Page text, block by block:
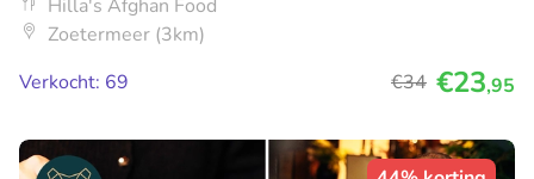
Hilla's Afghan Food
Zoetermeer (3km)
Verkocht: 69
€34 €23,95